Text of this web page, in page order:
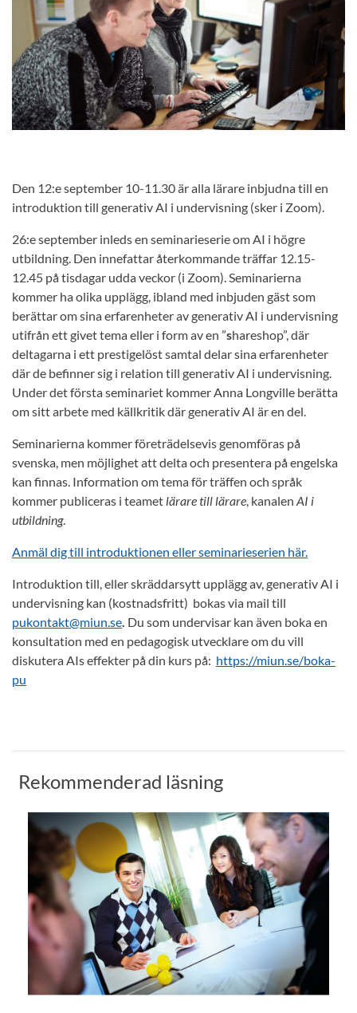
Den 12:e september 10-11.30 är alla lärare inbjudna till en
introduktion till generativAI i undervisning (sker i Zoom).
26:e september inleds en seminarieserie om AI i högre
utbildning. Den innefattar återkommande träffar 12.15-
12.45 på tisdagar udda veckor (i Zoom). Seminarierna
kommer ha olika upplägg, ibland med inbjuden gäst som
berättar om sina erfarenheter av generativ AI i undervisning
utifrån ett givet tema eller i form av en ”shareshop”, där
deltagarna i ett prestigelöst samtal delar sina erfarenheter
där de befinner sig i relation till generativ AI i undervisning.
Under det första seminariet kommer Anna Longville berätta
om sitt arbete med källkritik där generativ AI är en del.
Seminarierna kommer företrädelsevis genomföras på
svenska, men möjlighet att delta och presentera på engelska
kan finnas. Information om tema för träffen och språk
kommer publiceras i teamet lärare till lärare, kanalen AI i
utbildning.
Anmäl dig till introduktionen eller seminarieserien här.
Introduktion till, eller skräddarsytt upplägg av, generativ AI i
undervisning kan (kostnadsfritt) bokas via mail till
pukontakt@miun.se. Du som undervisar kan även boka en
konsultation med en pedagogisk utvecklare om du vill
diskutera AIs effekter på din kurs på: https://miun.se/boka-
pu
Rekommenderad läsning